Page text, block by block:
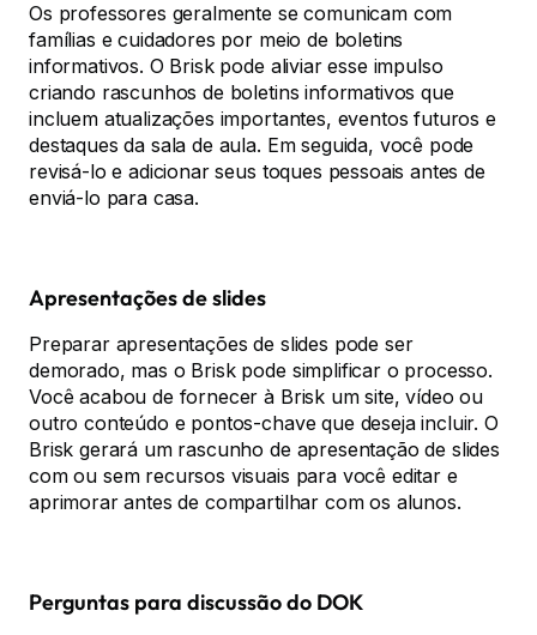
Os professores geralmente se comunicam com
famílias e cuidadores por meio de boletins
informativos. O Brisk pode aliviar esse impulso
criando rascunhos de boletins informativos que
incluem atualizações importantes, eventos futuros e
destaques da sala de aula. Em seguida, você pode
revisá-lo e adicionar seus toques pessoais antes de
enviá-lo para casa.
Apresentações de slides
Preparar apresentações de slides pode ser
demorado, mas o Brisk pode simplificar o processo.
Você acabou de fornecer à Brisk um site, vídeo ou
outro conteúdo e pontos-chave que deseja incluir. O
Brisk gerará um rascunho de apresentação de slides
com ou sem recursos visuais para você editar e
aprimorar antes de compartilhar com os alunos.
Perguntas para discussão do DOK